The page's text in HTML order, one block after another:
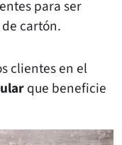
para ser
cartón.
clientes en el
que beneficie